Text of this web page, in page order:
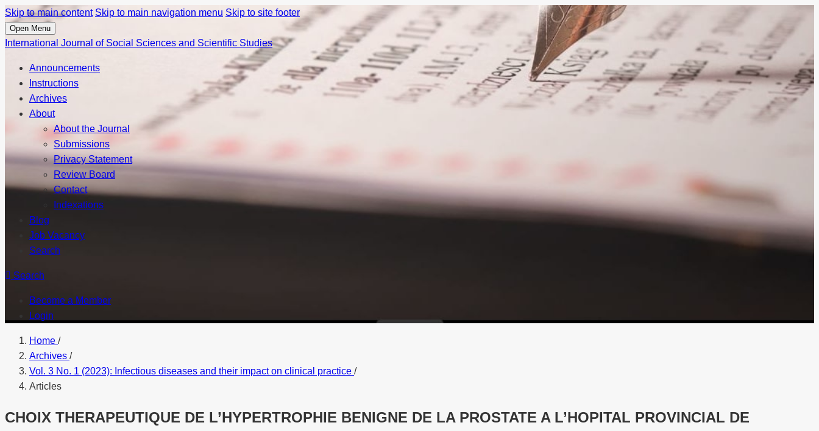
Skip to main content Skip to main navigation menu Skip to site footer
Open Menu
International Journal of Social Sciences and Scientific Studies
Announcements
Instructions
Archives
About
About the Journal
Submissions
Privacy Statement
Review Board
Contact
Indexations
Blog
Job Vacancy
Search
Search
Become a Member
Login
Home /
Archives /
Vol. 3 No. 1 (2023): Infectious diseases and their impact on clinical practice /
Articles
CHOIX THERAPEUTIQUE DE L’HYPERTROPHIE BENIGNE DE LA PROSTATE A L’HOPITAL PROVINCIAL DE